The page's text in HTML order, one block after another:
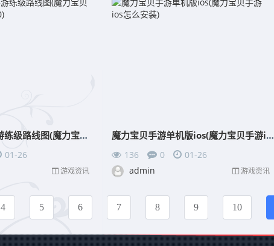
魔力宝贝怀旧手游练级路线图(魔力宝贝怀旧练级路线2020)
01-26
游戏资讯
魔力宝贝手游单机版ios(魔力宝贝手游ios怎么安装)
136 0
01-26
admin
游戏资讯
4 5 6 7 8 9 10